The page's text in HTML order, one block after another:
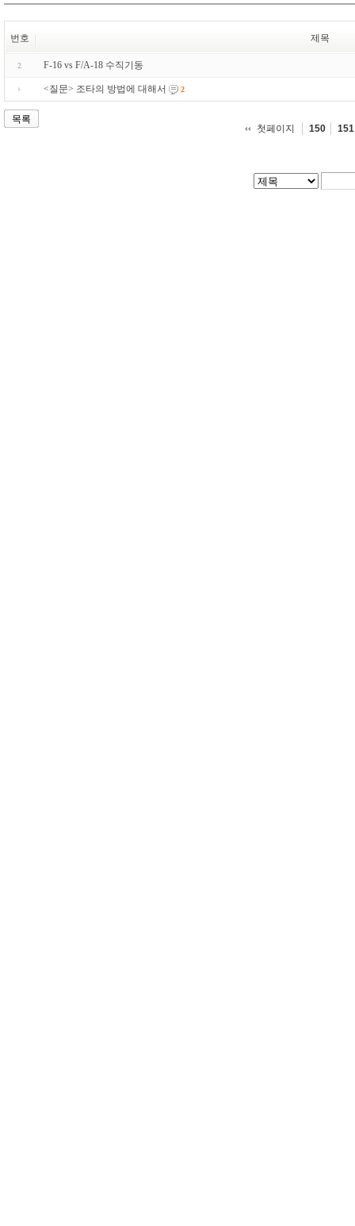
번호 제목
2 F-16 vs F/A-18 수직기동
<질문> 조타의 방법에 대해서 2
목록
첫페이지
150 151